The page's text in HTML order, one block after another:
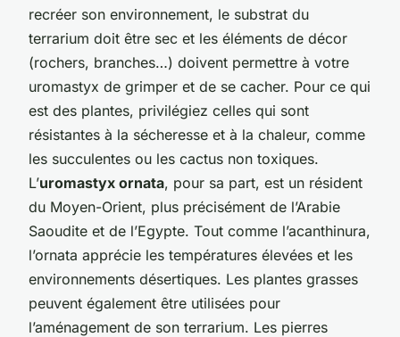
recréer son environnement, le substrat du
terrarium doit être sec et les éléments de décor
(rochers, branches…) doivent permettre à votre
uromastyx de grimper et de se cacher. Pour ce qui
est des plantes, privilégiez celles qui sont
résistantes à la sécheresse et à la chaleur, comme
les succulentes ou les cactus non toxiques.
L’uromastyx ornata, pour sa part, est un résident
du Moyen-Orient, plus précisément de l’Arabie
Saoudite et de l’Egypte. Tout comme l’acanthinura,
l’ornata apprécie les températures élevées et les
environnements désertiques. Les plantes grasses
peuvent également être utilisées pour
l’aménagement de son terrarium. Les pierres